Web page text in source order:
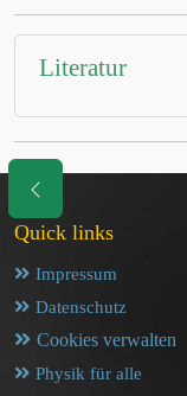
Literatur
Quick links
Impressum
Datenschutz
Cookies verwalten
Physik für alle